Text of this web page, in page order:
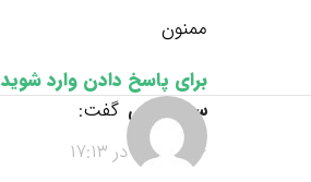
ممنون
برای پاسخ دادن وارد شوید
سید مهدی گفت:
۱۴۰۱-۱۲-۰۴ در ۱۷:۱۳